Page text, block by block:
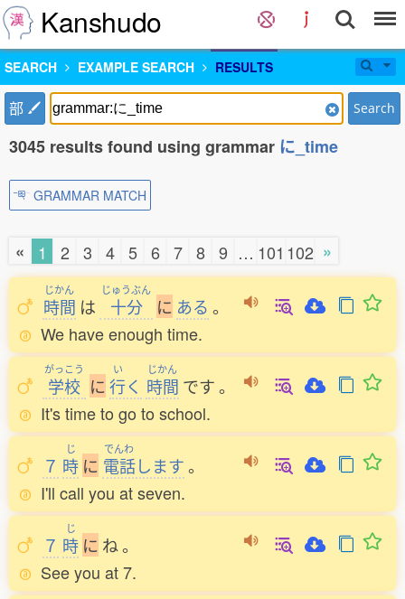
Kanshudo
SEARCH EXAMPLE SEARCH RESULTS
部 Search
3045 results found using grammar に_time
GRAMMAR MATCH
« 1 2 3 4 5 6 7 8 9 … 101 102 »
じかん
時間 は
じゅうぶん
十分 に ある 。
We have enough time.
がっこう
学校 に
い
行く
じかん
時間 です。
It's time to go to school.
７
じ
時 に
でんわ
電話します。
I'll call you at seven.
７
じ
時 に ね。
See you at 7.